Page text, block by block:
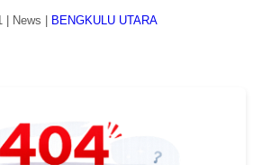
News BENGKULU UTARA